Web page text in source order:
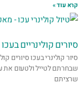
קרא עוד »
סיורים קולינריים בעכו
סיור קולינרי בעכו סיורים
שבחרתם לטייל ולטעום את
שרציתם